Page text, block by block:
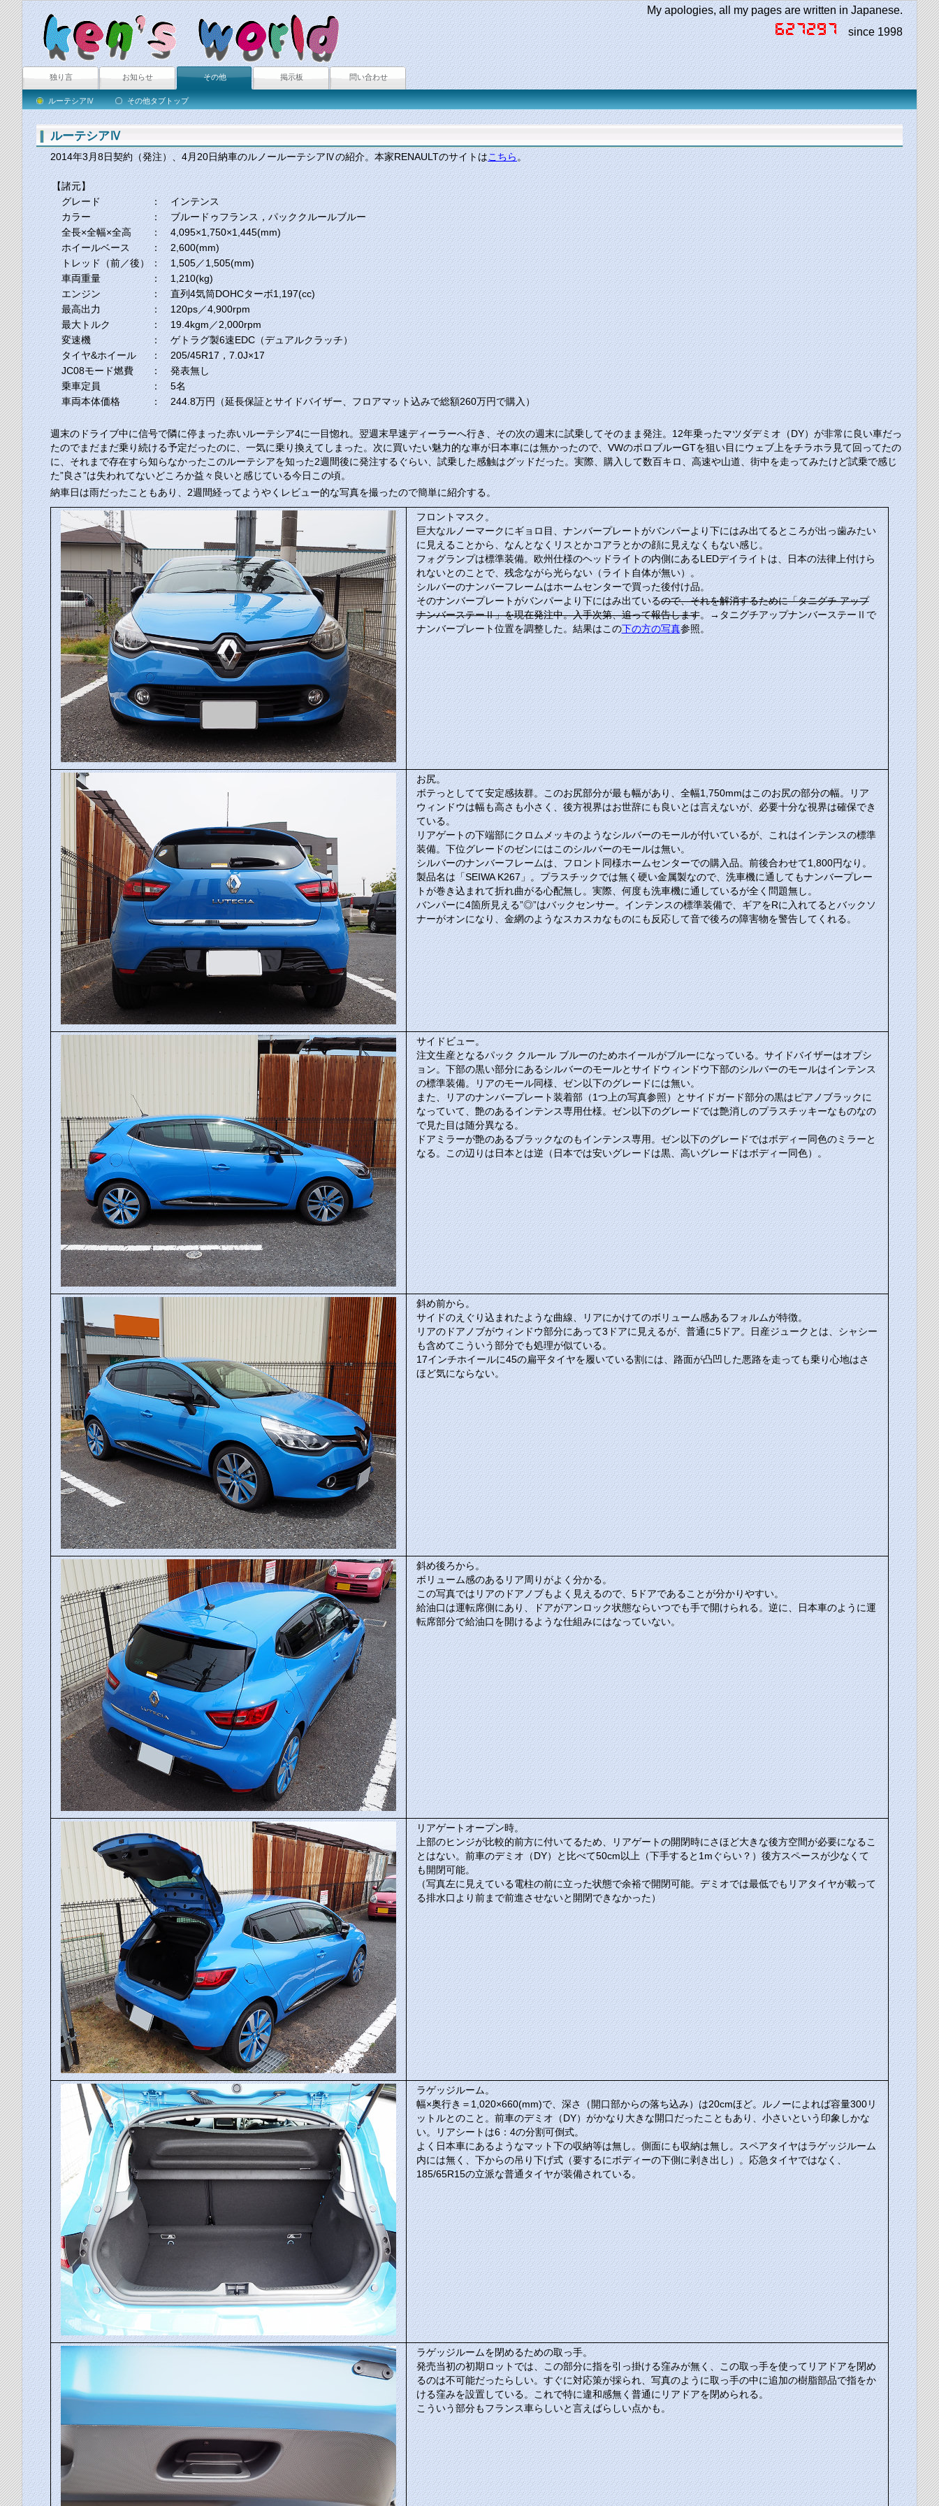
My apologies, all my pages are written in Japanese.
since 1998
独り言 お知らせ その他 掲示板 問い合わせ
ルーテシアⅣ その他タブトップ
ルーテシアⅣ
2014年3月8日契約（発注）、4月20日納車のルノールーテシアⅣの紹介。本家RENAULTのサイトはこちら。
【諸元】
グレード
： インテンス
カラー
： ブルードゥフランス，パッククルールブルー
全長×全幅×全高
： 4,095×1,750×1,445(mm)
ホイールベース
： 2,600(mm)
トレッド（前／後） ： 1,505／1,505(mm)
車両重量
： 1,210(kg)
エンジン
： 直列4気筒DOHCターボ1,197(cc)
最高出力
： 120ps／4,900rpm
最大トルク
： 19.4kgm／2,000rpm
変速機
： ゲトラグ製6速EDC（デュアルクラッチ）
タイヤ&ホイール
： 205/45R17，7.0J×17
JC08モード燃費
： 発表無し
乗車定員
： 5名
車両本体価格
： 244.8万円（延長保証とサイドバイザー、フロアマット込みで総額260万円で購入）
週末のドライブ中に信号で隣に停まった赤いルーテシア4に一目惚れ。翌週末早速ディーラーへ行き、その次の週末に試乗してそのまま発注。12年乗ったマツダデミオ（DY）が非常に良い車だっ
たのでまだまだ乗り続ける予定だったのに、一気に乗り換えてしまった。次に買いたい魅力的な車が日本車には無かったので、VWのポロブルーGTを狙い目にウェブ上をチラホラ見て回ってたの
に、それまで存在すら知らなかったこのルーテシアを知った2週間後に発注するぐらい、試乗した感触はグッドだった。実際、購入して数百キロ、高速や山道、街中を走ってみたけど試乗で感じ
た”良さ”は失われてないどころか益々良いと感じている今日この頃。
納車日は雨だったこともあり、2週間経ってようやくレビュー的な写真を撮ったので簡単に紹介する。
フロントマスク。
巨大なルノーマークにギョロ目、ナンバープレートがバンパーより下にはみ出てるところが出っ歯みたい
に見えることから、なんとなくリスとかコアラとかの顔に見えなくもない感じ。
フォグランプは標準装備。欧州仕様のヘッドライトの内側にあるLEDデイライトは、日本の法律上付けら
れないとのことで、残念ながら光らない（ライト自体が無い）。
シルバーのナンバーフレームはホームセンターで買った後付け品。
そのナンバープレートがバンパーより下にはみ出ているので、それを解消するために「タニグチ アップ
ナンバーステーⅡ」を現在発注中。入手次第、追って報告します。→タニグチアップナンバーステーⅡで
ナンバープレート位置を調整した。結果はこの下の方の写真参照。
お尻。
ボテっとしてて安定感抜群。このお尻部分が最も幅があり、全幅1,750mmはこのお尻の部分の幅。リア
ウィンドウは幅も高さも小さく、後方視界はお世辞にも良いとは言えないが、必要十分な視界は確保でき
ている。
リアゲートの下端部にクロムメッキのようなシルバーのモールが付いているが、これはインテンスの標準
装備。下位グレードのゼンにはこのシルバーのモールは無い。
シルバーのナンバーフレームは、フロント同様ホームセンターでの購入品。前後合わせて1,800円なり。
製品名は「SEIWA K267」。プラスチックでは無く硬い金属製なので、洗車機に通してもナンバープレー
トが巻き込まれて折れ曲がる心配無し。実際、何度も洗車機に通しているが全く問題無し。
バンパーに4箇所見える”◎”はバックセンサー。インテンスの標準装備で、ギアをRに入れてるとバックソ
ナーがオンになり、金網のようなスカスカなものにも反応して音で後ろの障害物を警告してくれる。
サイドビュー。
注文生産となるパック クルール ブルーのためホイールがブルーになっている。サイドバイザーはオプシ
ョン。下部の黒い部分にあるシルバーのモールとサイドウィンドウ下部のシルバーのモールはインテンス
の標準装備。リアのモール同様、ゼン以下のグレードには無い。
また、リアのナンバープレート装着部（1つ上の写真参照）とサイドガード部分の黒はピアノブラックに
なっていて、艶のあるインテンス専用仕様。ゼン以下のグレードでは艶消しのプラスチッキーなものなの
で見た目は随分異なる。
ドアミラーが艶のあるブラックなのもインテンス専用。ゼン以下のグレードではボディー同色のミラーと
なる。この辺りは日本とは逆（日本では安いグレードは黒、高いグレードはボディー同色）。
斜め前から。
サイドのえぐり込まれたような曲線、リアにかけてのボリューム感あるフォルムが特徴。
リアのドアノブがウィンドウ部分にあって3ドアに見えるが、普通に5ドア。日産ジュークとは、シャシー
も含めてこういう部分でも処理が似ている。
17インチホイールに45の扁平タイヤを履いている割には、路面が凸凹した悪路を走っても乗り心地はさ
ほど気にならない。
斜め後ろから。
ボリューム感のあるリア周りがよく分かる。
この写真ではリアのドアノブもよく見えるので、5ドアであることが分かりやすい。
給油口は運転席側にあり、ドアがアンロック状態ならいつでも手で開けられる。逆に、日本車のように運
転席部分で給油口を開けるような仕組みにはなっていない。
リアゲートオープン時。
上部のヒンジが比較的前方に付いてるため、リアゲートの開閉時にさほど大きな後方空間が必要になるこ
とはない。前車のデミオ（DY）と比べて50cm以上（下手すると1mぐらい？）後方スペースが少なくて
も開閉可能。
（写真左に見えている電柱の前に立った状態で余裕で開閉可能。デミオでは最低でもリアタイヤが載って
る排水口より前まで前進させないと開閉できなかった）
ラゲッジルーム。
幅×奥行き＝1,020×660(mm)で、深さ（開口部からの落ち込み）は20cmほど。ルノーによれば容量300リ
ットルとのこと。前車のデミオ（DY）がかなり大きな開口だったこともあり、小さいという印象しかな
い。リアシートは6：4の分割可倒式。
よく日本車にあるようなマット下の収納等は無し。側面にも収納は無し。スペアタイヤはラゲッジルーム
内には無く、下からの吊り下げ式（要するにボディーの下側に剥き出し）。応急タイヤではなく、
185/65R15の立派な普通タイヤが装備されている。
ラゲッジルームを閉めるための取っ手。
発売当初の初期ロットでは、この部分に指を引っ掛ける窪みが無く、この取っ手を使ってリアドアを閉め
るのは不可能だったらしい。すぐに対応策が採られ、写真のように取っ手の中に追加の樹脂部品で指をか
ける窪みを設置している。これで特に違和感無く普通にリアドアを閉められる。
こういう部分もフランス車らしいと言えばらしい点かも。